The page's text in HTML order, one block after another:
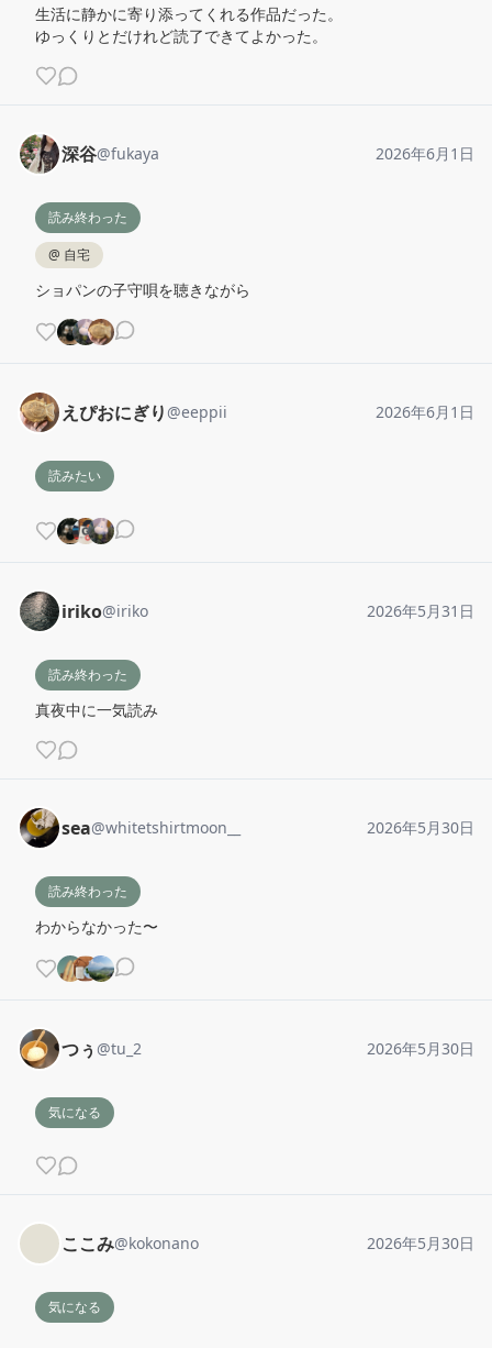
生活に静かに寄り添ってくれる作品だった。
ゆっくりとだけれど読了できてよかった。
深谷@fukaya 2026年6月1日
読み終わった
@ 自宅
ショパンの子守唄を聴きながら
えぴおにぎり @eeppii 2026年6月1日
読みたい
iriko@iriko 2026年5月31日
読み終わった
真夜中に一気読み
sea@whitetshirtmoon__ 2026年5月30日
読み終わった
わからなかった〜
つぅ @tu_2 2026年5月30日
気になる
ここみ@kokonano 2026年5月30日
気になる